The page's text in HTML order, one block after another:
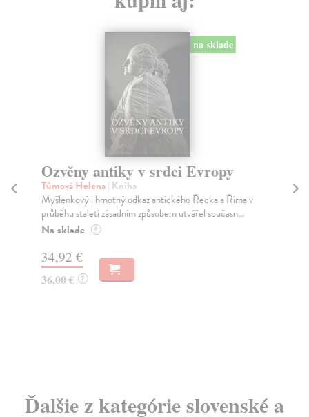
na sklade
Ozvěny antiky v srdci Evropy
Tůmová Helena| Kniha
Myšlenkový i hmotný odkaz antického Řecka a Říma v
průběhu staletí zásadním způsobem utvářel současn...
Na sklade ?
34,92 €
36,00 € ?
Ďalšie z kategórie slovenské a